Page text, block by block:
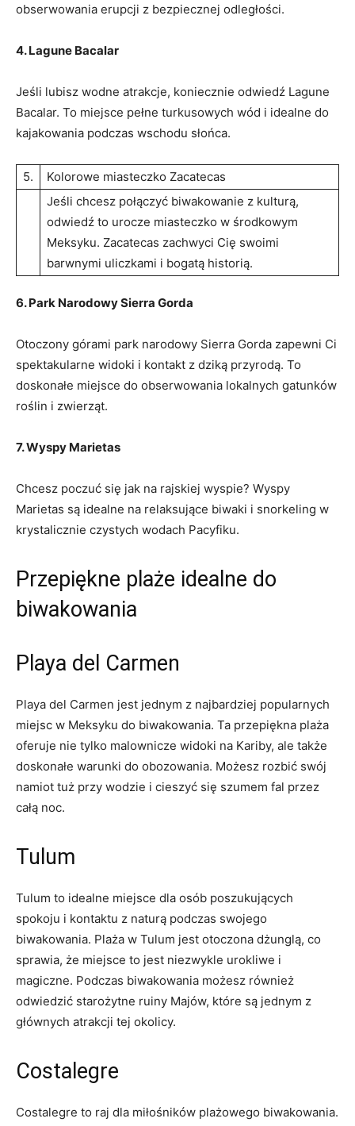
obserwowania erupcji z bezpiecznej odległości.
4. Lagune Bacalar
Jeśli lubisz wodne atrakcje, koniecznie odwiedź Lagune
Bacalar. To miejsce pełne turkusowych wód i idealne do
kajakowania podczas wschodu słońca.
5.
Kolorowe miasteczko Zacatecas
Jeśli chcesz połączyć biwakowanie z kulturą,
odwiedź to urocze miasteczko w środkowym
Meksyku. Zacatecas zachwyci Cię swoimi
barwnymi uliczkami i bogatą historią.
6. Park Narodowy Sierra Gorda
Otoczony górami park narodowy Sierra Gorda zapewni Ci
spektakularne widoki i kontakt z dziką przyrodą. To
doskonałe miejsce do obserwowania lokalnych gatunków
roślin i zwierząt.
7. Wyspy Marietas
Chcesz poczuć się jak na rajskiej wyspie? Wyspy
Marietas są idealne na relaksujące biwaki i snorkeling w
krystalicznie czystych wodach Pacyfiku.
Przepiękne plaże idealne do
biwakowania
Playa del Carmen
Playa del Carmen jest jednym z najbardziej popularnych
miejsc w Meksyku do biwakowania. Ta przepiękna plaża
oferuje nie tylko malownicze widoki na Kariby, ale także
doskonałe warunki do obozowania. Możesz rozbić swój
namiot tuż przy wodzie i cieszyć się szumem fal przez
całą noc.
Tulum
Tulum to idealne miejsce dla osób poszukujących
spokoju i kontaktu z naturą podczas swojego
biwakowania. Plaża w Tulum jest otoczona dżunglą, co
sprawia, że miejsce to jest niezwykle urokliwe i
magiczne. Podczas biwakowania możesz również
odwiedzić starożytne ruiny Majów, które są jednym z
głównych atrakcji tej okolicy.
Costalegre
Costalegre to raj dla miłośników plażowego biwakowania.